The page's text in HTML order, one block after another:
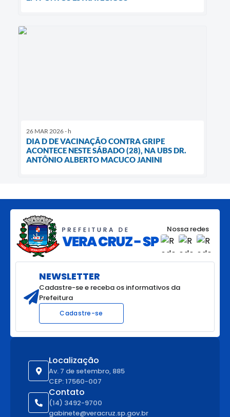
26 MAR 2026 - h
DIA D DE VACINAÇÃO CONTRA GRIPE
ACONTECE NESTE SÁBADO (28), NA UBS DR.
ANTÔNIO ALBERTO MACUCO JANINI
Localização
Av. 7 de setembro, 885
CEP: 17560-007
Contato
(14) 3492-9700
gabinete@veracruz.sp.gov.br
Nossa redes
NEWSLETTER
Cadastre-se e receba os informativos da
Prefeitura
Cadastre-se